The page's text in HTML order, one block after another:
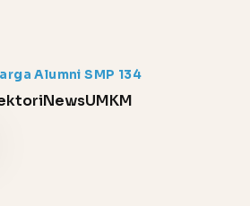
Alumni SMP 134
NewsUMKM